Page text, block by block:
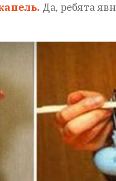
Да, ребята